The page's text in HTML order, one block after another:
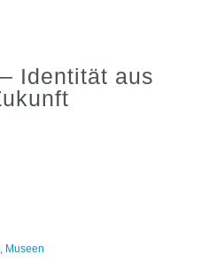
Identität aus
, Museen